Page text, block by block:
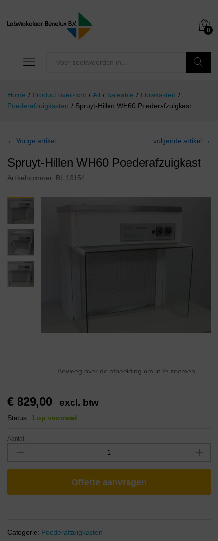
0
Home / Product overzicht / All / Saleable / Flowkasten /
Poederafzuigkasten / Spruyt-Hillen WH60 Poederafzuigkast
← Vorige artikel volgende artikel →
Spruyt-Hillen WH60 Poederafzuigkast
Artikelnummer: BL 13154
Beweeg over de afbeelding om in te zoomen
€ 829,00 excl. btw
Status: 1 op voorraad
Aantal:
Offerte aanvragen
Categorie: Poederafzuigkasten